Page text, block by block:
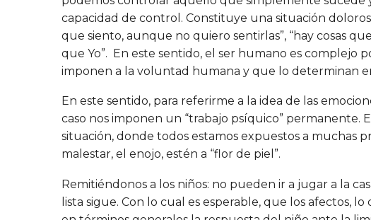
capacidad de control. Constituye una situación
que siento, aunque no quiero sentirlas”, “hay cosas
que Yo”. En este sentido, el ser humano es complejo
imponen a la voluntad humana y que lo determinan
En este sentido, para referirme a la idea de las
caso nos imponen un “trabajo psíquico” permanente.
situación, donde todos estamos expuestos a muchas
malestar, el enojo, estén a “flor de piel”.
Remitiéndonos a los niños: no pueden ir a jugar a la
lista sigue. Con lo cual es esperable, que los afectos, lo